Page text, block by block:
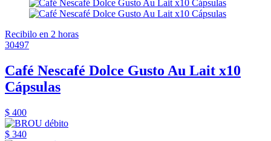
Recibilo en 2 horas
30497
Café Nescafé Dolce Gusto Au Lait x10
Cápsulas
$ 400
$ 340